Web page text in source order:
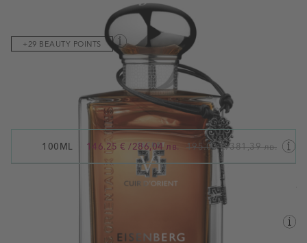
043901
+29 BEAUTY POINTS
Създаден да пленява, този парфюм е композиран върху
гордия акорд на Кожа. Това е аромат за съблазняващия мъж.
Виж пълното описание
Вместимост 100ML
100ML 146.25 € /286,04 лв. 195.00 €/381,39 лв.
Валутен курс: 1 EUR = 1.95583 BGN
Срок за доставка: вторник, 11 август - сряда, 12 август